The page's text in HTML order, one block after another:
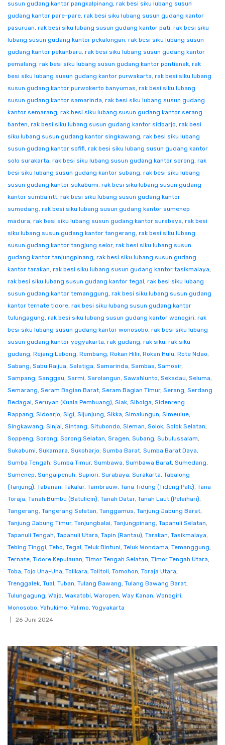
susun gudang kantor pangkalpinang, rak besi siku lubang susun
gudang kantor pare-pare, rak besi siku lubang susun gudang kantor
pasuruan, rak besi siku lubang susun gudang kantor pati, rak besi siku
lubang susun gudang kantor pekalongan, rak besi siku lubang susun
gudang kantor pekanbaru, rak besi siku lubang susun gudang kantor
pemalang, rak besi siku lubang susun gudang kantor pontianak, rak
besi siku lubang susun gudang kantor purwakarta, rak besi siku lubang
susun gudang kantor purwokerto banyumas, rak besi siku lubang
susun gudang kantor samarinda, rak besi siku lubang susun gudang
kantor semarang, rak besi siku lubang susun gudang kantor serang
banten, rak besi siku lubang susun gudang kantor sidoarjo, rak besi
siku lubang susun gudang kantor singkawang, rak besi siku lubang
susun gudang kantor sofifi, rak besi siku lubang susun gudang kantor
solo surakarta, rak besi siku lubang susun gudang kantor sorong, rak
besi siku lubang susun gudang kantor subang, rak besi siku lubang
susun gudang kantor sukabumi, rak besi siku lubang susun gudang
kantor sumba ntt, rak besi siku lubang susun gudang kantor
sumedang, rak besi siku lubang susun gudang kantor sumenep
madura, rak besi siku lubang susun gudang kantor surabaya, rak besi
siku lubang susun gudang kantor tangerang, rak besi siku lubang
susun gudang kantor tangjung selor, rak besi siku lubang susun
gudang kantor tanjungpinang, rak besi siku lubang susun gudang
kantor tarakan, rak besi siku lubang susun gudang kantor tasikmalaya,
rak besi siku lubang susun gudang kantor tegal, rak besi siku lubang
susun gudang kantor temanggung, rak besi siku lubang susun gudang
kantor ternate tidore, rak besi siku lubang susun gudang kantor
tulungagung, rak besi siku lubang susun gudang kantor wonogiri, rak
besi siku lubang susun gudang kantor wonosobo, rak besi siku lubang
susun gudang kantor yogyakarta, rak gudang, rak siku, rak siku
gudang, Rejang Lebong, Rembang, Rokan Hilir, Rokan Hulu, Rote Ndao,
Sabang, Sabu Raijua, Salatiga, Samarinda, Sambas, Samosir,
Sampang, Sanggau, Sarmi, Sarolangun, Sawahlunto, Sekadau, Seluma,
Semarang, Seram Bagian Barat, Seram Bagian Timur, Serang, Serdang
Bedagai, Seruyan (Kuala Pembuang), Siak, Sibolga, Sidenreng
Rappang, Sidoarjo, Sigi, Sijunjung, Sikka, Simalungun, Simeulue,
Singkawang, Sinjai, Sintang, Situbondo, Sleman, Solok, Solok Selatan,
Soppeng, Sorong, Sorong Selatan, Sragen, Subang, Subulussalam,
Sukabumi, Sukamara, Sukoharjo, Sumba Barat, Sumba Barat Daya,
Sumba Tengah, Sumba Timur, Sumbawa, Sumbawa Barat, Sumedang,
Sumenep, Sungaipenuh, Supiori, Surabaya, Surakarta, Tabalong
(Tanjung), Tabanan, Takalar, Tambrauw, Tana Tidung (Tideng Pale), Tana
Toraja, Tanah Bumbu (Batulicin), Tanah Datar, Tanah Laut (Pelaihari),
Tangerang, Tangerang Selatan, Tanggamus, Tanjung Jabung Barat,
Tanjung Jabung Timur, Tanjungbalai, Tanjungpinang, Tapanuli Selatan,
Tapanuli Tengah, Tapanuli Utara, Tapin (Rantau), Tarakan, Tasikmalaya,
Tebing Tinggi, Tebo, Tegal, Teluk Bintuni, Teluk Wondama, Temanggung,
Ternate, Tidore Kepulauan, Timor Tengah Selatan, Timor Tengah Utara,
Toba, Tojo Una-Una, Tolikara, Tolitoli, Tomohon, Toraja Utara,
Trenggalek, Tual, Tuban, Tulang Bawang, Tulang Bawang Barat,
Tulungagung, Wajo, Wakatobi, Waropen, Way Kanan, Wonogiri,
Wonosobo, Yahukimo, Yalimo, Yogyakarta
26 Juni 2024